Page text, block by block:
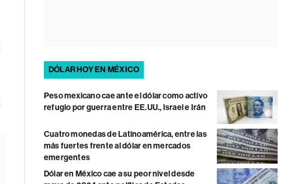
DÓLAR HOY EN MÉXICO
Peso mexicano cae ante el dólar como activo
refugio por guerra entre EE.UU., Israel e Irán
Cuatro monedas de Latinoamérica, entre las
más fuertes frente al dólar en mercados
emergentes
Dólar en México cae a su peor nivel desde